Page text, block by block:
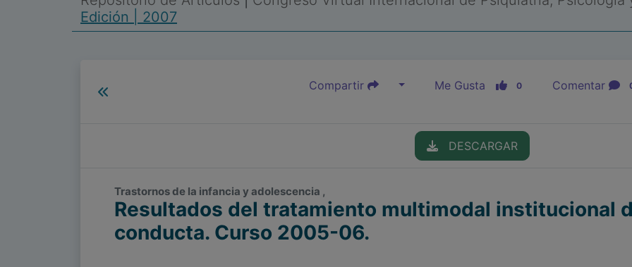
Edición | 2007
Compartir Me Gusta 0 Comentar
DESCARGAR
Trastornos de la infancia y adolescencia ,
Resultados del tratamiento multimodal institucional
conducta. Curso 2005-06.